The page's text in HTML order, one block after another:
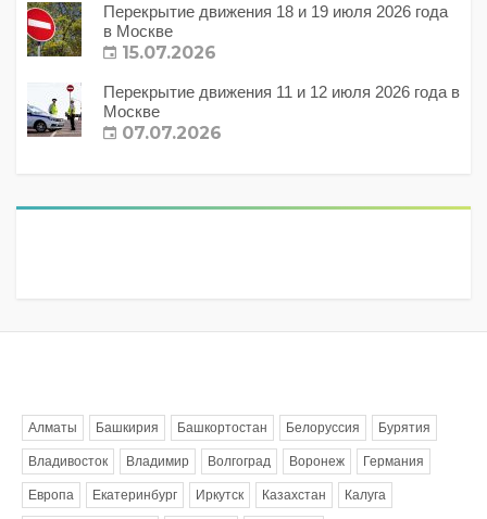
Перекрытие движения 18 и 19 июля 2026 года
в Москве
15.07.2026
Перекрытие движения 11 и 12 июля 2026 года в
Москве
07.07.2026
Алматы Башкирия Башкортостан Белоруссия Бурятия
Владивосток Владимир Волгоград Воронеж Германия
Европа Екатеринбург Иркутск Казахстан Калуга